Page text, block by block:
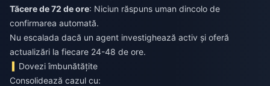
Tăcere de 72 de ore: Niciun răspuns uman dincolo de
confirmarea automată.
Nu escalada dacă un agent investighează activ și oferă
actualizări la fiecare 24-48 de ore.
Dovezi îmbunătățite
Consolidează cazul cu: